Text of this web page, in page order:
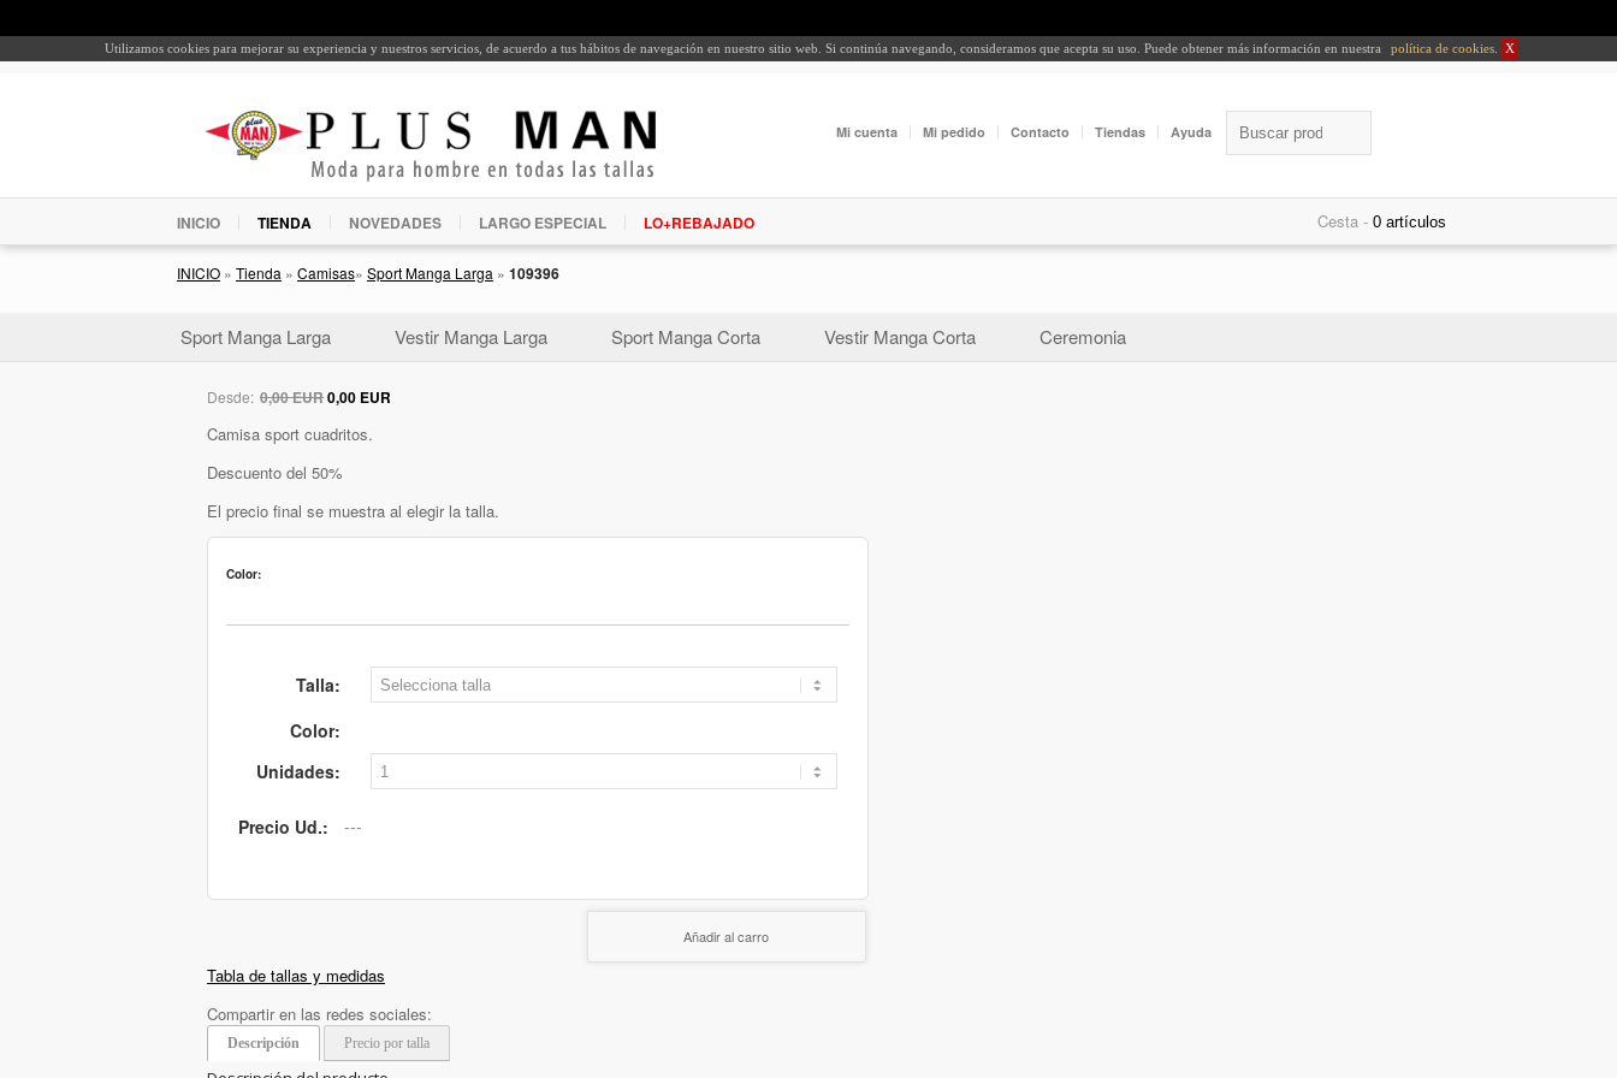
Utilizamos cookies para mejorar su experiencia y nuestros servicios, de acuerdo a tus hábitos de navegación en nuestro sitio web. Si continúa navegando, consideramos que acepta su uso. Puede obtener más información en nuestra política de cookies X
Mi cuenta Mi pedido Contacto Tiendas Ayuda
INICIO TIENDA NOVEDADES LARGO ESPECIAL LO+REBAJADO Cesta -
INICIO » Tienda » Camisas» Sport Manga Larga » 109396
Sport Manga Larga Vestir Manga Larga Sport Manga Corta Vestir Manga Corta Ceremonia
Desde: 0,00 EUR0,00 EUR
Camisa sport cuadritos.
Descuento del 50%
El precio final se muestra al elegir la talla.
Color:
Talla:
Color:
Unidades:
Precio Ud.:
Añadir al carro
Tabla de tallas y medidas
Compartir en las redes sociales:
Descripción Precio por talla